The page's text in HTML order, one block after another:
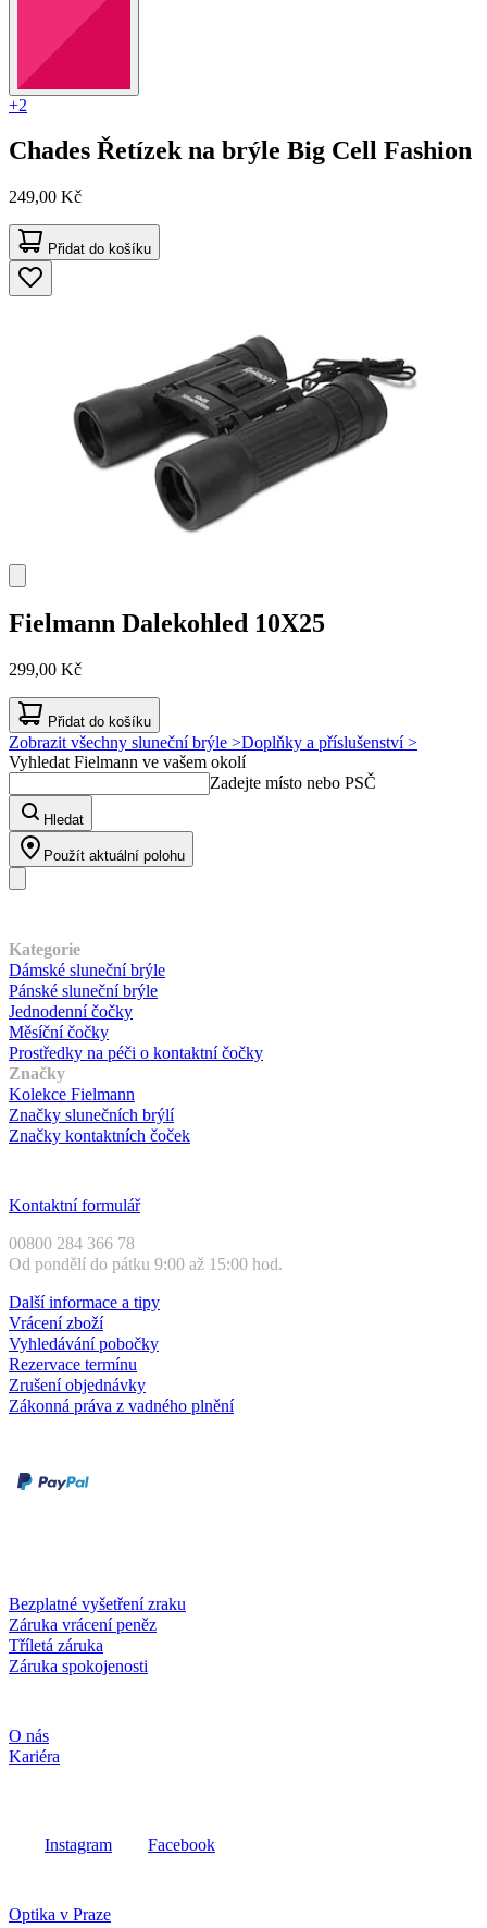
+2
Chades Řetízek na brýle Big Cell Fashion
249,00 Kč
Přidat do košíku
Fielmann Dalekohled 10X25
299,00 Kč
Přidat do košíku
Zobrazit všechny sluneční brýle >Doplňky a příslušenství >
Vyhledat Fielmann ve vašem okolí
Zadejte místo nebo PSČ
Hledat
Použít aktuální polohu
Kategorie
Dámské sluneční brýle
Pánské sluneční brýle
Jednodenní čočky
Měsíční čočky
Prostředky na péči o kontaktní čočky
Značky
Kolekce Fielmann
Značky slunečních brýlí
Značky kontaktních čoček
Kontaktní formulář
00800 284 366 78
Od pondělí do pátku 9:00 až 15:00 hod.
Další informace a tipy
Vrácení zboží
Vyhledávání pobočky
Rezervace termínu
Zrušení objednávky
Zákonná práva z vadného plnění
Bezplatné vyšetření zraku
Záruka vrácení peněz
Tříletá záruka
Záruka spokojenosti
O nás
Kariéra
Instagram Facebook
Optika v Praze